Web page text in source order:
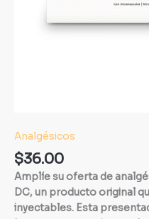
Analgésicos
$36.00
Amplíe su oferta de
DC, un producto original
inyectables. Esta